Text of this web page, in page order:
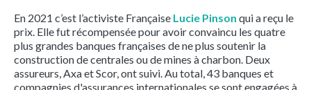
En 2021 c’est l’activiste Française Lucie Pinson qui a reçu le
prix. Elle fut récompensée pour avoir convaincu les quatre
plus grandes banques françaises de ne plus soutenir la
construction de centrales ou de mines à charbon. Deux
assureurs, Axa et Scor, ont suivi. Au total, 43 banques et
compagnies d'assurances internationales se sont engagées à